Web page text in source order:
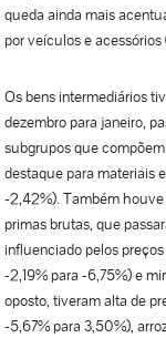
queda ainda mais
por veículos e
Os bens intermediários
dezembro para janeiro,
subgrupos que
destaque para materiais
-2,42%). Também
primas brutas, que
influenciado pelos
-2,19% para -6,75%) e
oposto, tiveram alta de
-5,67% para 3,50%),